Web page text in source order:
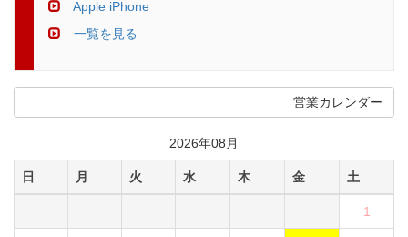
Apple iPhone
一覧を見る
営業カレンダー
2026年08月
日 月 火 水 木 金 土
1